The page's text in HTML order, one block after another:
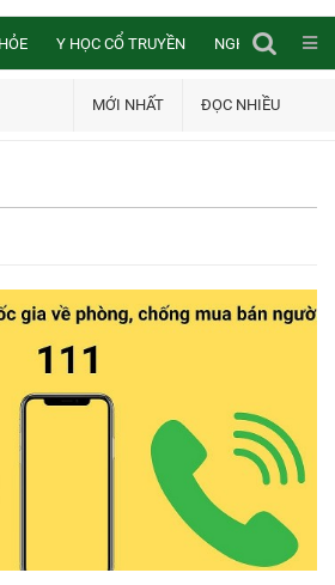
Y HỌC CỔ TRUYỀN NGHIÊN CỨU
MỚI NHẤT ĐỌC NHIỀU